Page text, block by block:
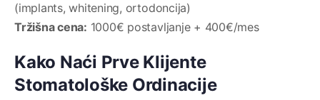
(implants, whitening, ortodoncija)
Tržišna cena: 1000€ postavljanje + 400€/mes
Kako Naći Prve Klijente
Stomatološke Ordinacije